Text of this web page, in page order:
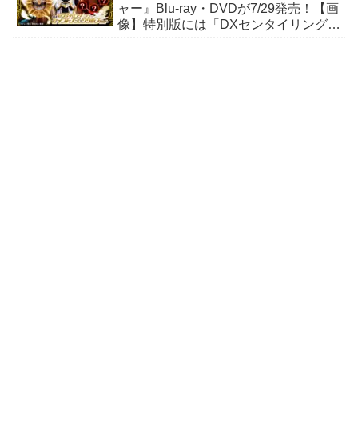
ャー』Blu-ray・DVDが7/29発売！【画
像】特別版には「DXセンタイリング